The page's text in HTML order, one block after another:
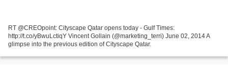
RT @CREOpoint: Cityscape Qatar opens today - Gulf Times:
http://t.co/yBwuLctiqY Vincent Gollain (@marketing_terri) June 02, 2014 A
glimpse into the previous edition of Cityscape Qatar.